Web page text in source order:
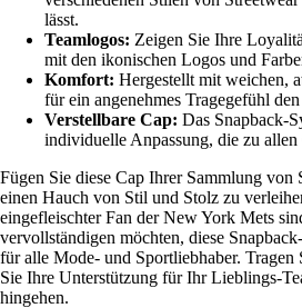
lässt.
Teamlogos: Zeigen Sie Ihre
mit den ikonischen Logos und
Komfort: Hergestellt mit weichen,
für ein angenehmes Tragegefühl
Verstellbare Cap: Das Snapback-
individuelle Anpassung, die zu allen
Fügen Sie diese Cap Ihrer Sammlung von
einen Hauch von Stil und Stolz zu
eingefleischter Fan der New York Mets
vervollständigen möchten, diese
für alle Mode- und Sportliebhaber. Tragen
Sie Ihre Unterstützung für Ihr Lieblings-
hingehen.